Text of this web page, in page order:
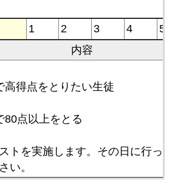
1 2 3 4
5
内容
高得点をとりたい生徒
80点以上をとる
トを実施します。その日に行っ
い。